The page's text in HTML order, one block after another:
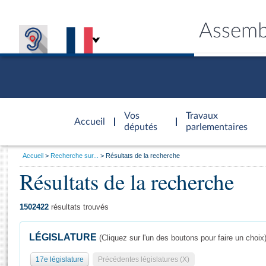
Accueil
d'accueil
Vos
députés
Travaux
parlementaires
Général
Vous
Accueil Recherche sur... Résultats de la recherche
Résultats de la recherche
1502422 résultats trouvés
LÉGISLATURE (Cliquez sur l'un des boutons pour faire un choix)
17e législature Précédentes législatures (X)